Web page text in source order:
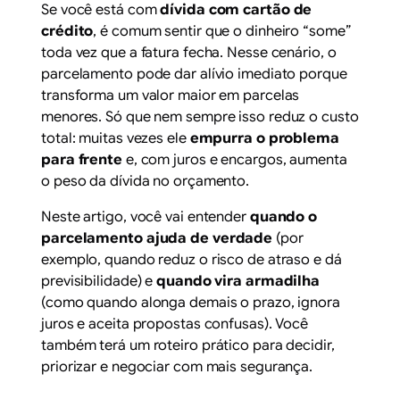
Se você está comdívida com cartão de
crédito, é comum sentir que o dinheiro “some”
toda vez que a fatura fecha. Nesse cenário, o
parcelamentopode dar alívio imediato porque
transforma um valor maior em parcelas
menores. Só que nem sempre isso reduz o custo
total: muitas vezes ele empurra o problema
para frente e, com juros e encargos, aumenta
o peso da dívida no orçamento.
Neste artigo, você vai entender quando o
parcelamento ajuda de verdade (por
exemplo, quando reduz o risco de atraso e dá
previsibilidade) equando vira armadilha
(como quando alonga demais o prazo, ignora
juros e aceita propostas confusas). Você
também terá um roteiro prático para decidir,
priorizar e negociar com mais segurança.